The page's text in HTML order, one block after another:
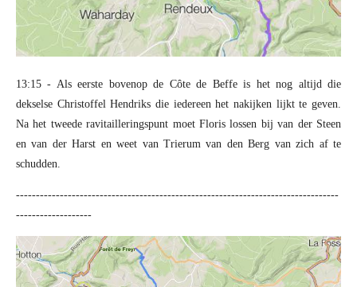
13:15 - Als eerste bovenop de Côte de Beffe is het nog altijd die
dekselse Christoffel Hendriks die iedereen het nakijken lijkt te geven.
Na het tweede ravitailleringspunt moet Floris lossen bij van der Steen
en van der Harst en weet van Trierum van den Berg van zich af te
schudden.
---------------------------------------------------------------------------------
-------------------